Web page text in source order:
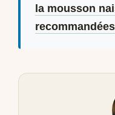
la mousson
recommandées